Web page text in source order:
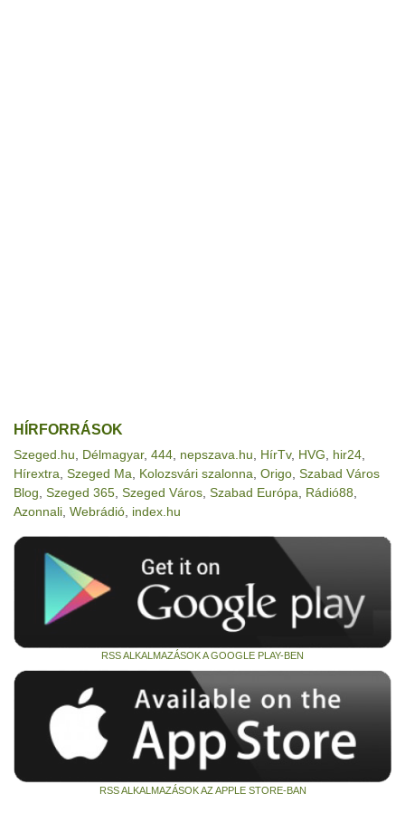
HÍRFORRÁSOK
Szeged.hu Délmagyar, 444 nepszava.hu HírTv, HVG hir24
Hírextra Szeged Ma Kolozsvári szalonna Origo Szabad Város
Blog Szeged 365 Szeged Város Szabad Európa Rádió88
Azonnali Webrádió index.hu
RSS ALKALMAZÁSOK A GOOGLE PLAY-BEN
RSS ALKALMAZÁSOK AZ APPLE STORE-BAN